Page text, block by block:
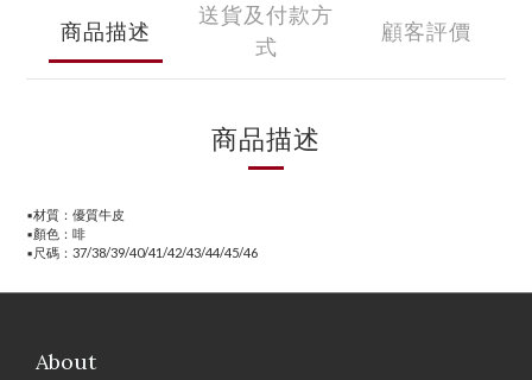
商品描述
送貨及付款方
式
顧客評價
商品描述
▪️材質：優質牛皮
▪️顏色：啡
▪️尺碼：37/38/39/40/41/42/43/44/45/46
About